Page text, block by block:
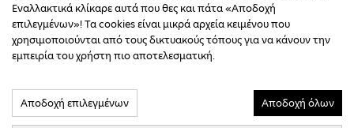
ΔΕΥΤΕΡΑ, ΤΕΤΑΡΤΗ: 09:00 - 14:30
ΤΡΙΤΗ, ΠΕΜΠΤΗ, ΠΑΡΑΣΚΕΥΗ: 09:30 - 14:00 & 17:30 - 21:00
ΣΑΒΒΑΤΟ: 09:30 - 14:30
Εναλλακτικά κλίκαρε αυτά που θες και πάτα «Αποδοχή
επιλεγμένων»! Τα cookies είναι μικρά αρχεία κειμένου που
χρησιμοποιούνται από τους δικτυακούς τόπους για να κάνουν την
εμπειρία του χρήστη πιο αποτελεσματική.
Αποδοχή επιλεγμένων Αποδοχή όλων